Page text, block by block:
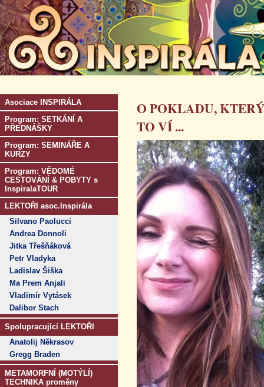
Asociace INSPIRÁLA
Program: SETKÁNÍ A
PŘEDNÁŠKY
Program: SEMINÁŘE A
KURZY
Program: VĚDOMÉ
CESTOVÁNÍ & POBYTY s
InspiralaTOUR
LEKTOŘI asoc.Inspirála
Silvano Paolucci
Andrea Donnoli
Jitka Třešňáková
Petr Vladyka
Ladislav Šiška
Ma Prem Anjali
Vladimír Vytásek
Dalibor Stach
Spolupracující LEKTOŘI
Anatolij Někrasov
Gregg Braden
METAMORFNÍ (MOTÝLÍ)
TECHNIKA proměny
O POKLADU,
TO VÍ ...